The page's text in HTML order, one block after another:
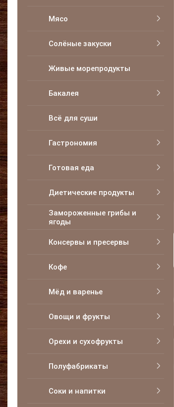
Мясо
Солёные закуски
Живые морепродукты
Бакалея
Всё для суши
Гастрономия
Готовая еда
Диетические продукты
Замороженные грибы и
ягоды
Консервы и пресервы
Кофе
Мёд и варенье
Овощи и фрукты
Орехи и сухофрукты
Полуфабрикаты
Соки и напитки